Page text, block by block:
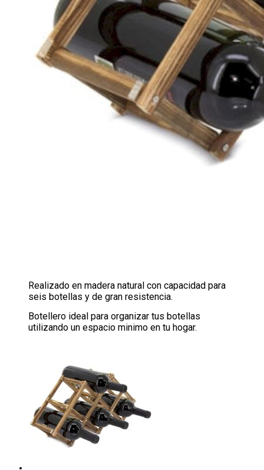
Realizado en madera natural con capacidad para
seis botellas y de gran resistencia.
Botellero ideal para organizar tus botellas
utilizando un espacio minimo en tu hogar.